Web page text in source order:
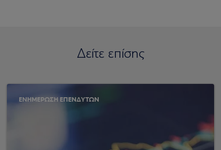
Δείτε επίσης
ΕΝΗΜΕΡΩΣΗ ΕΠΕΝΔΥΤΩΝ